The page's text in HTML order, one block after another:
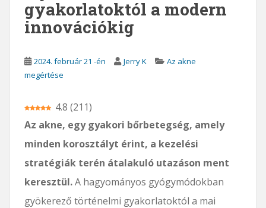
gyakorlatoktól a modern
innovációkig
2024. február 21 -én Jerry K
Az akne
megértése
4.8 (211)
Az akne, egy gyakori bőrbetegség, amely
minden korosztályt érint, a kezelési
stratégiák terén átalakuló utazáson ment
keresztül.A hagyományos gyógymódokban
gyökerező történelmi gyakorlatoktól a mai